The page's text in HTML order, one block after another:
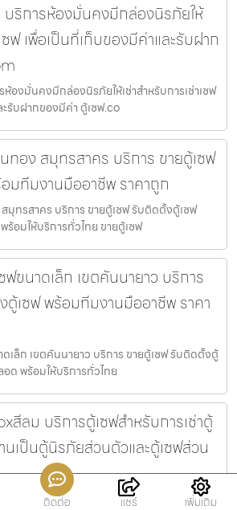
บริการห้องมั่นคงมีกล่องนิรภัยให้
ซฟ เพื่อเป็นที่เก็บของมีค่าและรับฝาก
ห้องมั่นคงมีกล่องนิรภัยให้เช่าสำหรับการเช่าเซฟ
รับฝากของมีค่า ตู้เซฟ.co
ทอง สมุทรสาคร บริการ ขายตู้เซฟ
มทีมงานมืออาชีพ ราคาถูก
มุทรสาคร บริการ ขายตู้เซฟ รับติดตั้งตู้เซฟ
อมให้บริการทั่วไทย ขายตู้เซฟ
ขนาดเล็ก เขตคันนายาว บริการ
ตู้เซฟ พร้อมทีมงานมืออาชีพ ราคา
เล็ก เขตคันนายาว บริการ ขายตู้เซฟ รับติดตั้งตู้
ด พร้อมให้บริการทั่วไทย
ลม บริการตู้เซฟสำหรับการเช่าตู้
นเป็นตู้นิรภัยส่วนตัวและตู้เซฟส่วน
การตู้เซฟสำหรับการเช่าตู้เซฟนิรภัย เพื่อใช้งาน
ติดต่อ แชร์ เพิ่มเติม